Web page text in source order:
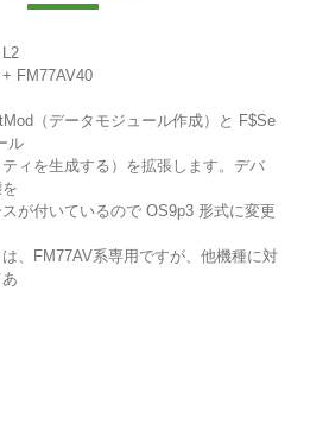
FM77AV40
（データモジュール作成）と F$Se
ル
ィを生成する）を拡張します。デバ
が付いているので OS9p3 形式に変更
、FM77AV系専用ですが、他機種に対